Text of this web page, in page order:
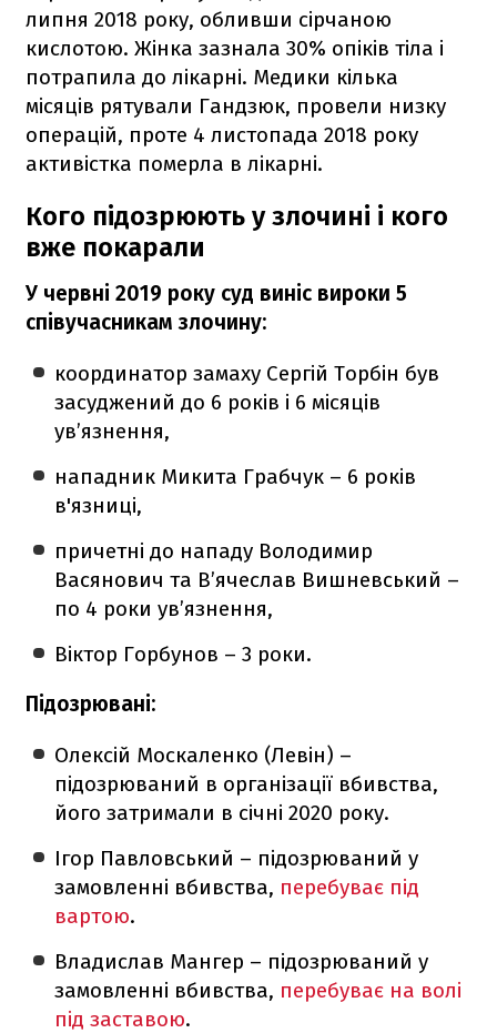
липня 2018 року, обливши сірчаною
кислотою. Жінка зазнала 30% опіків тіла і
потрапила до лікарні. Медики кілька
місяців рятували Гандзюк, провели низку
операцій, проте 4 листопада 2018 року
активістка померла в лікарні.
Кого підозрюють у злочині і кого
вже покарали
У червні 2019 року суд виніс вироки 5
співучасникам злочину:
координатор замаху Сергій Торбін був
засуджений до 6 років і 6 місяців
ув’язнення,
нападник Микита Грабчук – 6 років
в'язниці,
причетні до нападу Володимир
Васянович та В’ячеслав Вишневський –
по 4 роки ув’язнення,
Віктор Горбунов – 3 роки.
Підозрювані:
Олексій Москаленко (Левін) –
підозрюваний в організації вбивства,
його затримали в січні 2020 року.
Ігор Павловський – підозрюваний у
замовленні вбивства, перебуває під
вартою.
Владислав Мангер – підозрюваний у
замовленні вбивства, перебуває на волі
під заставою.